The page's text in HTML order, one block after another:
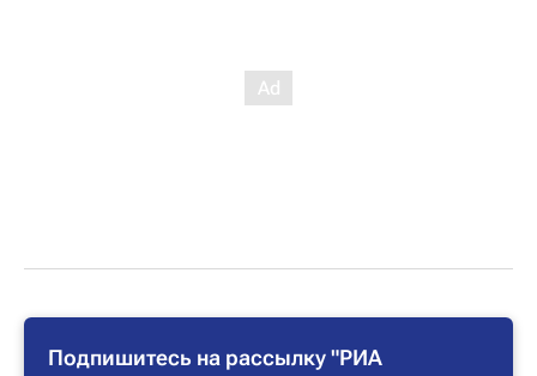
Подпишитесь на рассылку "РИА